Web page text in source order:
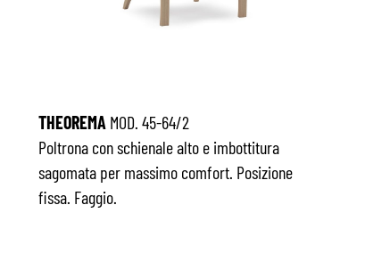
THEOREMA MOD. 45-64/2
Poltrona con schienale alto e imbottitura
sagomata per massimo comfort. Posizione
fissa. Faggio.